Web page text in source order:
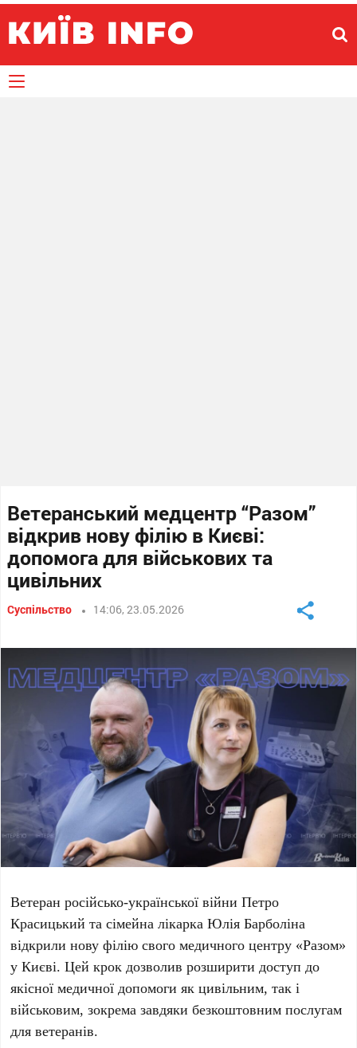
Ветеранський медцентр “Разом”
відкрив нову філію в Києві:
допомога для військових та
цивільних
Суспільство 14:06, 23.05.2026
Ветеран російсько-української війниПетро
Красицький та сімейна лікаркаЮлія Барболіна
відкрили нову філію свого медичного центру «Разом»
у Києві. Цей крок дозволив розширити доступ до
якісної медичної допомоги як цивільним, так і
військовим, зокрема завдяки безкоштовним послугам
для ветеранів.